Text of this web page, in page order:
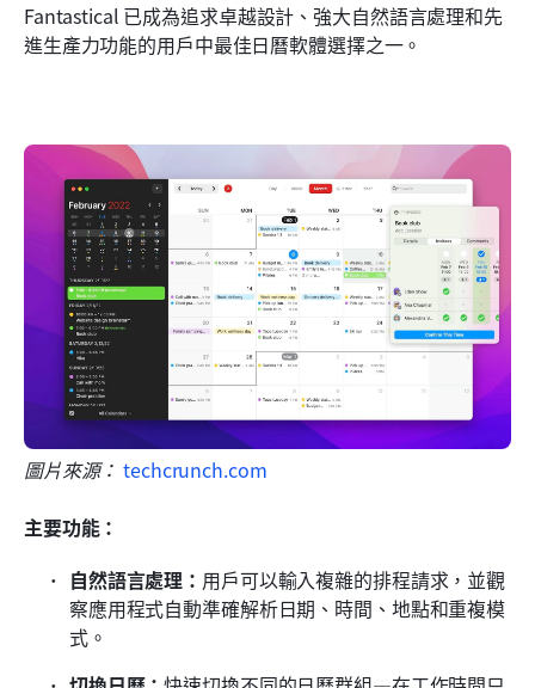
Fantastical 已成為追求卓越設計、強大自然語言處理和先
進生產力功能的用戶中最佳日曆軟體選擇之一。
圖片來源： techcrunch.com
主要功能：
自然語言處理： 用戶可以輸入複雜的排程請求，並觀
察應用程式自動準確解析日期、時間、地點和重複模
式。